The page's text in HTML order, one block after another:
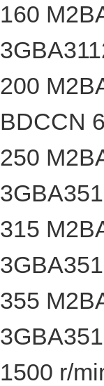
160
200
BDCCN
250
315
355
1500 r/